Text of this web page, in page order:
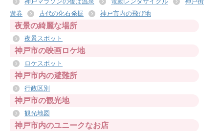
遊券
古代の化石発掘 神戸市内の飛び地
夜景の綺麗な場所
夜景スポット
神戸市の映画ロケ地
ロケスポット
神戸市内の避難所
行政区別
神戸市の観光地
観光地図
神戸市内のユニークなお店